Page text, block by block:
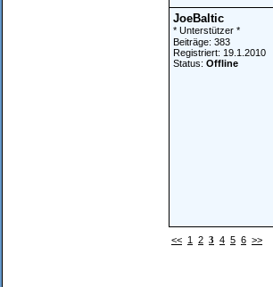
JoeBaltic
* Unterstützer *
Beiträge: 383
Registriert: 19.1.2010
Status: Offline
<< 1 2 3 4 5 6 >>